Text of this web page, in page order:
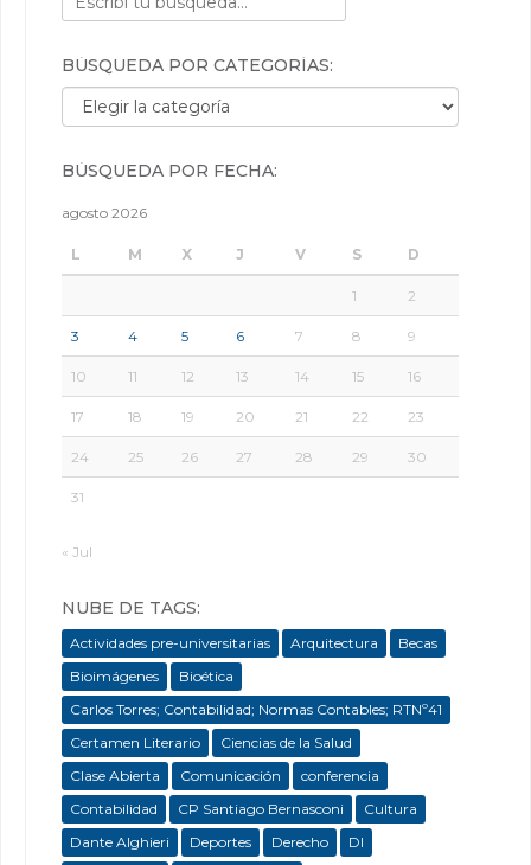
BÚSQUEDA POR CATEGORÍAS:
Búsqueda por categorías:
BÚSQUEDA POR FECHA:
agosto 2026
L M X J V S D
1 2
3 4 5 6 7 8 9
10 11 12 13 14 15 16
17 18 19 20 21 22 23
24 25 26 27 28 29 30
31
« Jul
NUBE DE TAGS:
Actividades pre-universitarias Arquitectura
Becas
Bioimágenes
Bioética
Carlos Torres; Contabilidad; Normas Contables; RTNº41
Certamen Literario
Ciencias de la Salud
Clase Abierta
Comunicación
conferencia
Contabilidad
CP Santiago Bernasconi
Cultura
Dante Alghieri
Deportes Derecho
DI